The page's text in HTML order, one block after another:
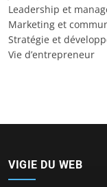
Leadership et
Marketing et
Stratégie et
Vie d’entrepreneur
VIGIE DU WEB